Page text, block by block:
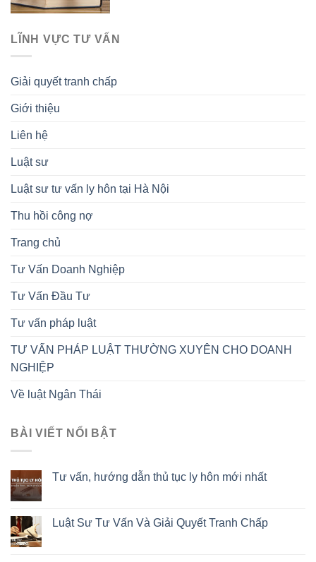
LĨNH VỰC TƯ VẤN
Giải quyết tranh chấp
Giới thiệu
Liên hệ
Luật sư
Luật sư tư vấn ly hôn tại Hà Nội
Thu hồi công nợ
Trang chủ
Tư Vấn Doanh Nghiệp
Tư Vấn Đầu Tư
Tư vấn pháp luật
TƯ VẤN PHÁP LUẬT THƯỜNG XUYÊN CHO DOANH
NGHIỆP
Về luật Ngân Thái
BÀI VIẾT NỔI BẬT
Tư vấn, hướng dẫn thủ tục ly hôn mới nhất
Luật Sư Tư Vấn Và Giải Quyết Tranh Chấp